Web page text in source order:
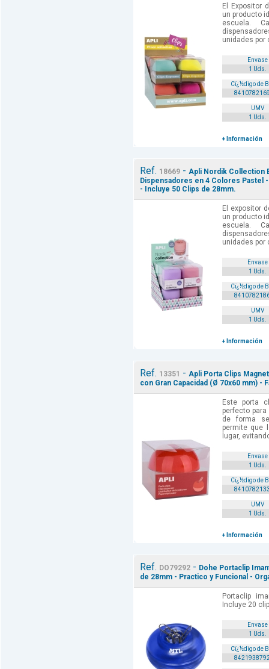
El Expositor
un producto
escuela.
unidades por
Envase
1 Uds.
Cï¿½digo de
UMV
1 Uds.
+ Información
Ref. 18669 - Apli Nordik Collection
Dispensadores en 4 Colores Pastel
- Incluye 50 Clips de 28mm.
El expositor
un producto
escuela.
unidades por
Envase
1 Uds.
Cï¿½digo de
UMV
1 Uds.
+ Información
Ref. 13351 - Apli Porta Clips
con Gran Capacidad (Ø 70x60 mm) -
Este porta
perfecto
de forma
permite que
lugar,
Envase
1 Uds.
Cï¿½digo de
UMV
1 Uds.
+ Información
Ref. DO79292 - Dohe Portaclip
de 28mm - Practico y Funcional -
Portaclip
Incluye 20
Envase
1 Uds.
Cï¿½digo de